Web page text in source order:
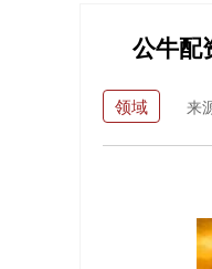
公牛配
领域 来